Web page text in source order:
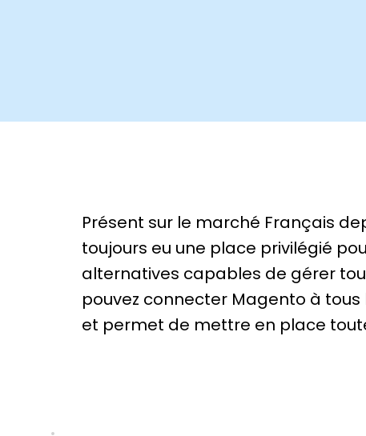
Présent sur le marché Français
toujours eu une place privilégié
alternatives capables de gérer
pouvez connecter Magento à
et permet de mettre en place